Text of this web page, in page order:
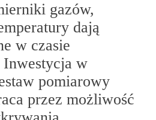
gazów,
dają
w czasie
w
pomiarowy
przez możliwość